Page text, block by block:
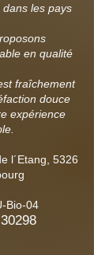
les pays
en qualité
fraîchement
douce
expérience
l´Etang, 5326
Bio-04